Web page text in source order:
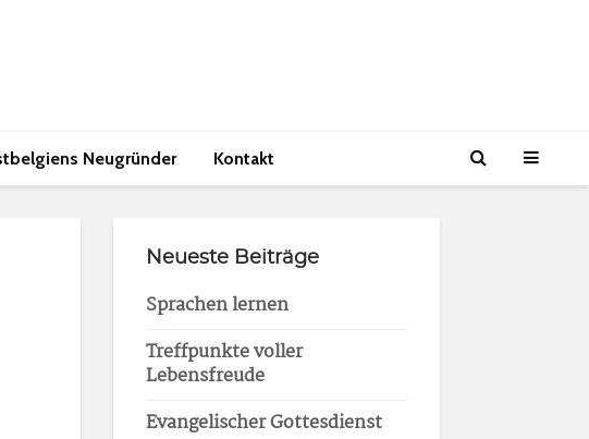
Neugründer Kontakt
Neueste Beiträge
Sprachen lernen
Treffpunkte voller
Lebensfreude
Evangelischer Gottesdienst